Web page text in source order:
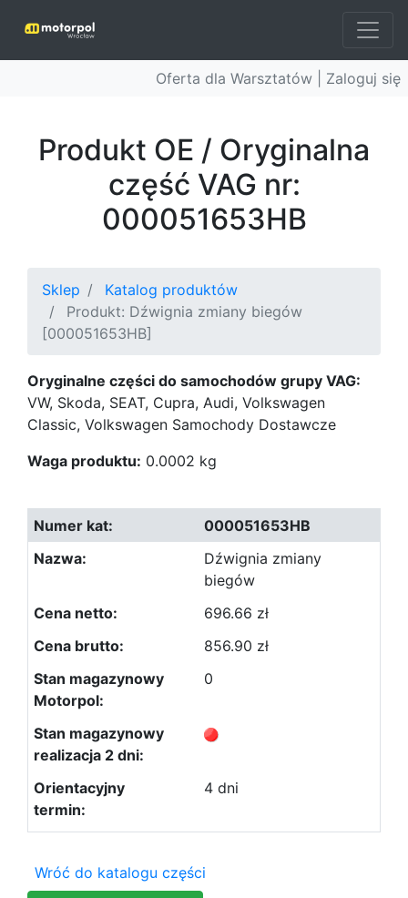
Oferta dla Warsztatów | Zaloguj się
Produkt OE / Oryginalna
część VAG nr:
000051653HB
Sklep
Katalog produktów
Produkt: Dźwignia zmiany biegów
[000051653HB]
Oryginalne części do samochodów grupy VAG:
VW, Skoda, SEAT, Cupra, Audi, Volkswagen
Classic, Volkswagen Samochody Dostawcze
Waga produktu: 0.0002 kg
000051653HB
Dźwignia zmiany
biegów
696.66 zł
856.90 zł
0
4 dni
Wróć do katalogu części